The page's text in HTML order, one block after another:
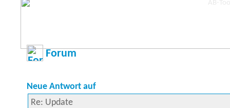
Forum
Neue Antwort auf
Re: Update